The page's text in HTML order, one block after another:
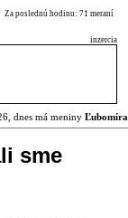
Za poslednú hodinu: 71 meraní
inzercia
dnes má meniny Ľubomíra
sme